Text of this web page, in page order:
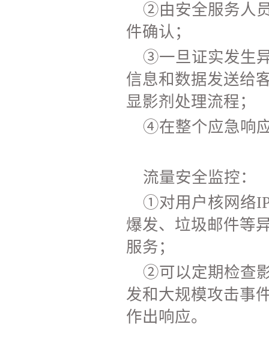
②由安全服务人
件确认；
③一旦证实发生
信息和数据发送给
显影剂处理流程；
④在整个应急响
流量安全监控：
①对用户核网络
爆发、垃圾邮件等
服务；
②可以定期检查
发和大规模攻击事
作出响应。